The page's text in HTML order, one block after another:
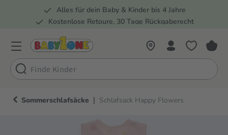
Zur Hauptnavigation springen
Alles für dein Baby & Kinder bis 4 Jahre
Kostenlose Retoure, 30 Tage Rückgaberecht
Sommerschlafsäcke | Schlafsack Happy Flowers